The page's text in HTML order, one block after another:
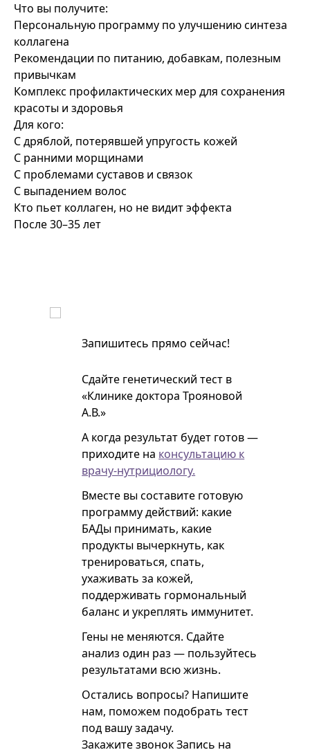
Что вы получите:
Персональную программу по улучшению синтеза
коллагена
Рекомендации по питанию, добавкам, полезным
привычкам
Комплекс профилактических мер для сохранения
красоты и здоровья
Для кого:
С дряблой, потерявшей упругость кожей
С ранними морщинами
С проблемами суставов и связок
С выпадением волос
Кто пьет коллаген, но не видит эффекта
После 30–35 лет
Запишитесь прямо сейчас!
Сдайте генетический тест в
«Клинике доктора Трояновой
А.В.»
А когда результат будет готов —
приходите на консультацию к
врачу-нутрициологу.
Вместе вы составите готовую
программу действий: какие
БАДы принимать, какие
продукты вычеркнуть, как
тренироваться, спать,
ухаживать за кожей,
поддерживать гормональный
баланс и укреплять иммунитет.
Гены не меняются. Сдайте
анализ один раз — пользуйтесь
результатами всю жизнь.
Остались вопросы? Напишите
нам, поможем подобрать тест
под вашу задачу.
Закажите звонокЗапись на